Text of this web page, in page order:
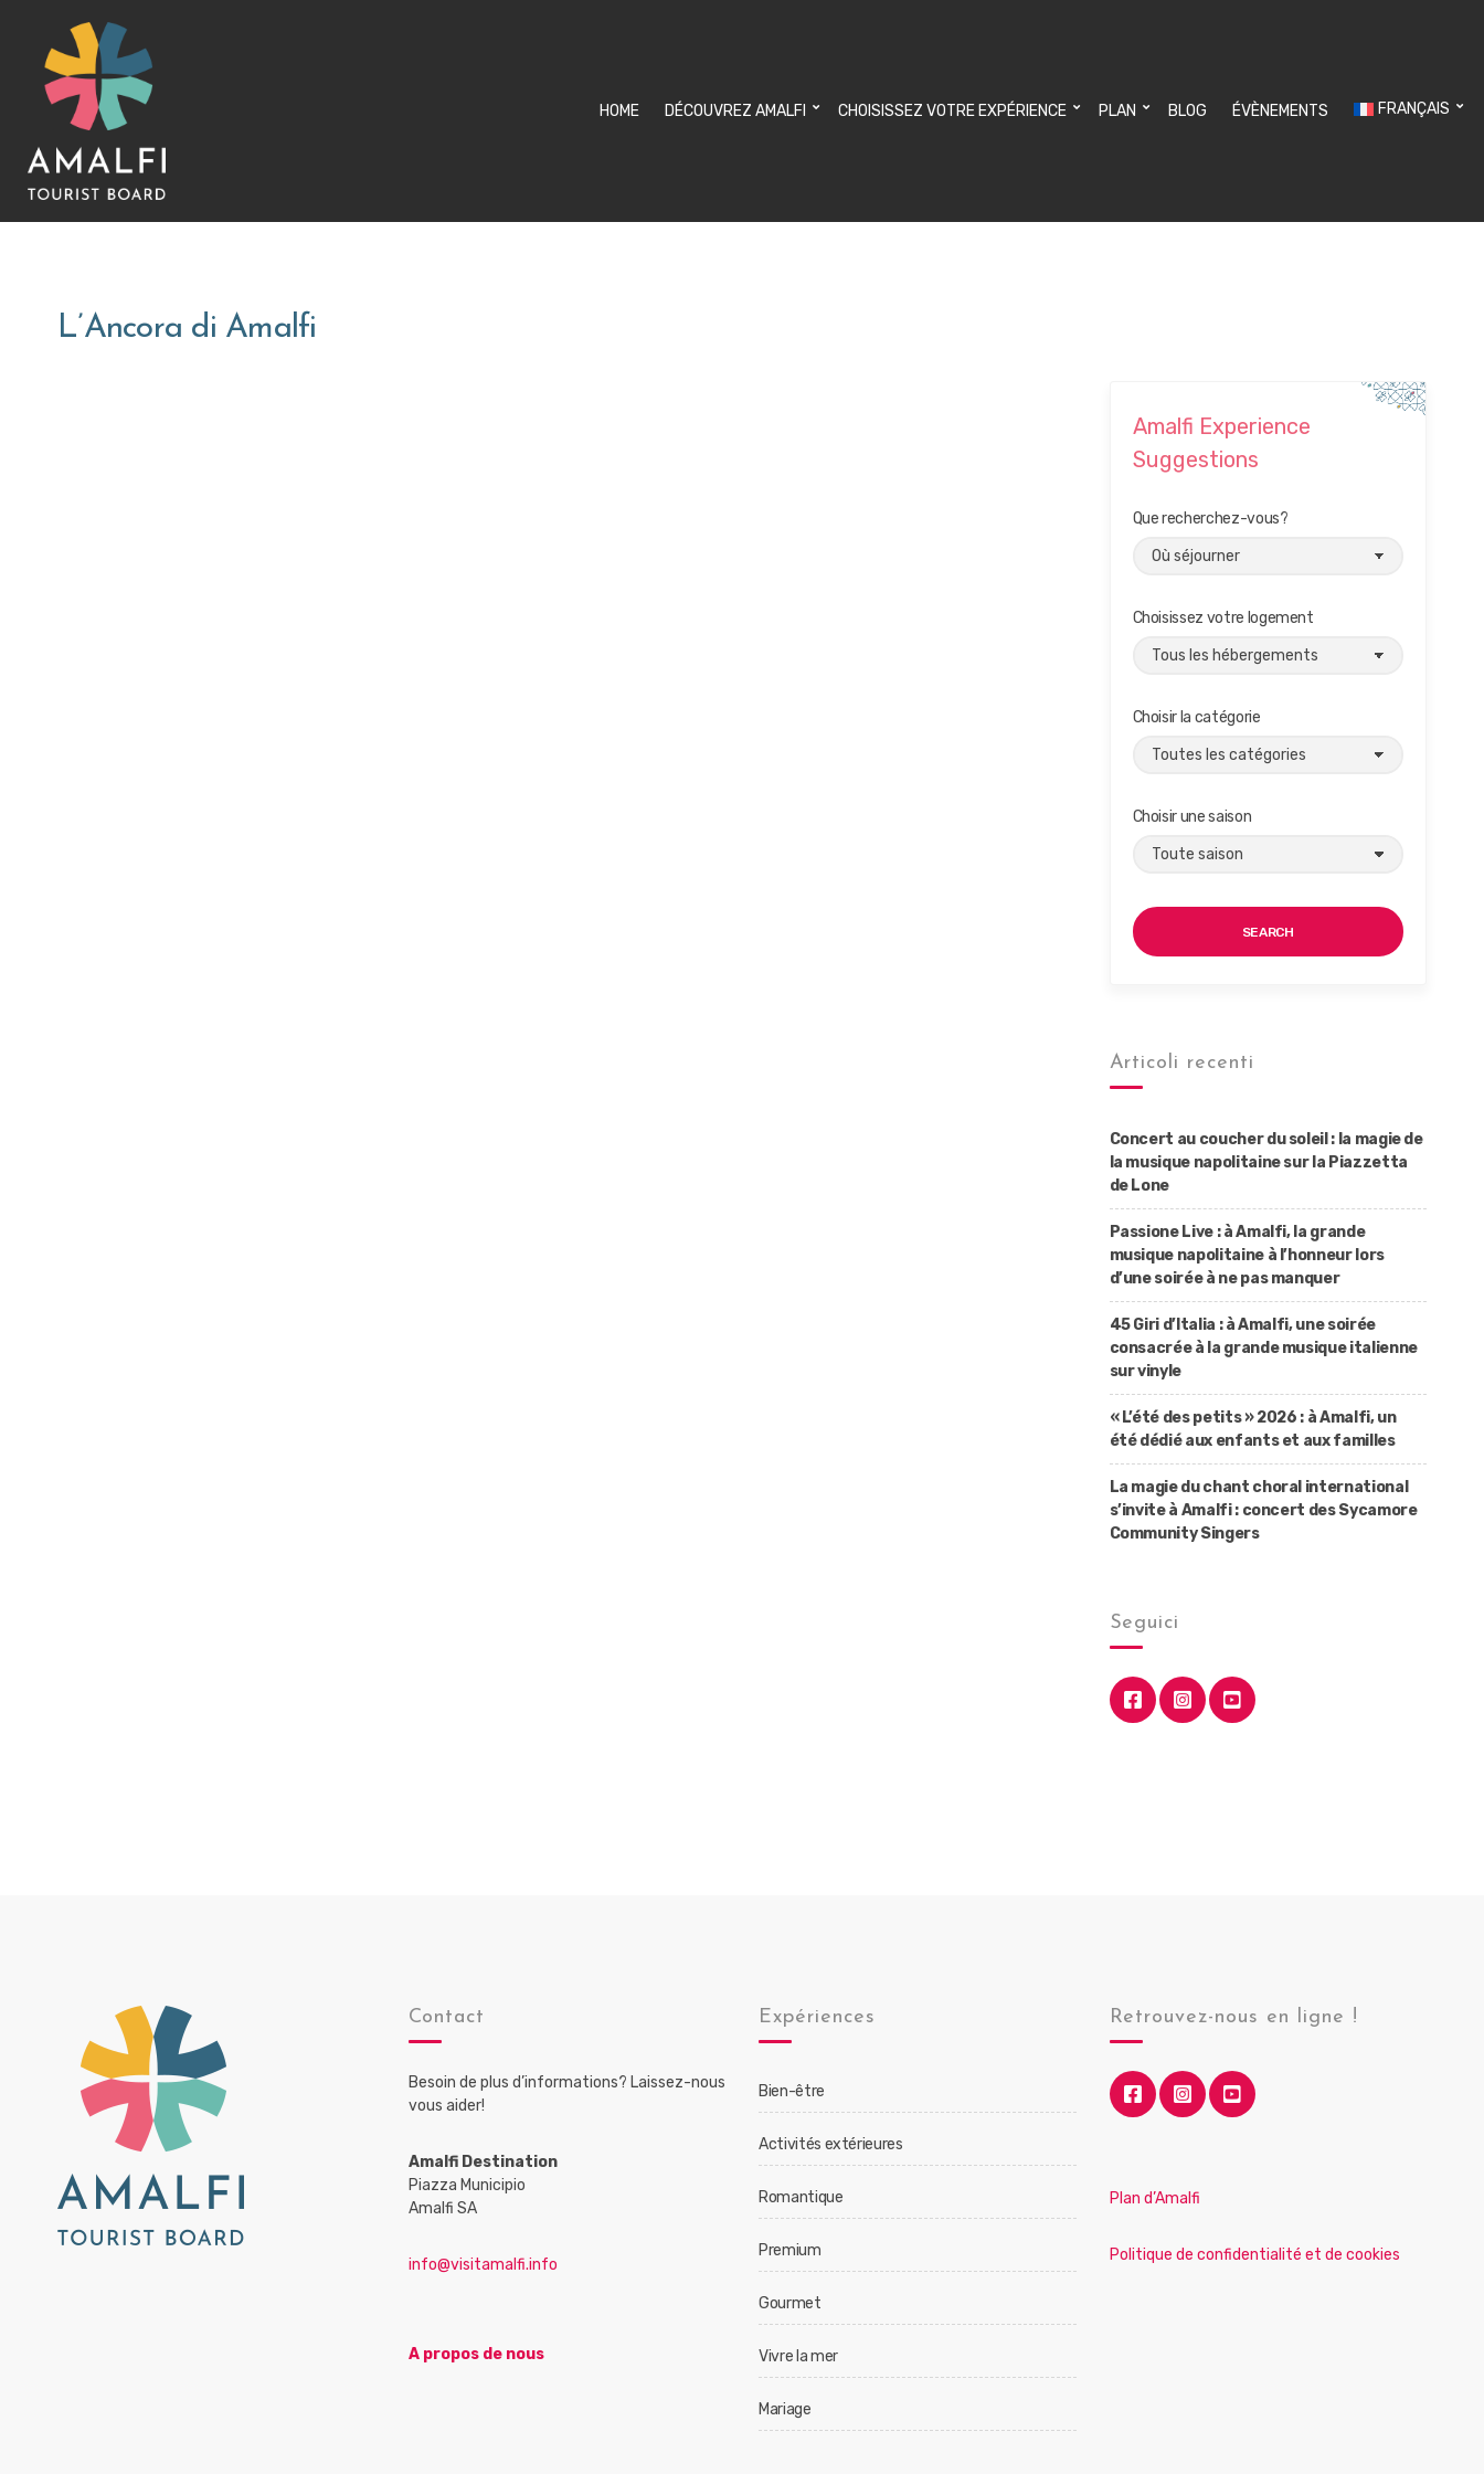
HOME DÉCOUVREZ AMALFI CHOISISSEZ VOTRE EXPÉRIENCE PLAN BLOG ÉVÈNEMENTS FRANÇAIS
L’Ancora di Amalfi
Amalfi Experience
Suggestions
Que recherchez-vous?
Choisissez votre logement
Choisir la catégorie
Choisir une saison
SEARCH
Articoli recenti
Concert au coucher du soleil : la magie de
la musique napolitaine sur la Piazzetta
de Lone
Passione Live : à Amalfi, la grande
musique napolitaine à l’honneur lors
d’une soirée à ne pas manquer
45 Giri d’Italia : à Amalfi, une soirée
consacrée à la grande musique italienne
sur vinyle
« L’été des petits » 2026 : à Amalfi, un
été dédié aux enfants et aux familles
La magie du chant choral international
s’invite à Amalfi : concert des Sycamore
Community Singers
Seguici
Contact
Besoin de plus d’informations? Laissez-nous
vous aider!
Amalfi Destination
Piazza Municipio
Amalfi SA
info@visitamalfi.info
A propos de nous
Expériences
Bien-être
Activités extérieures
Romantique
Premium
Gourmet
Vivre la mer
Mariage
Retrouvez-nous en ligne !
Plan d’Amalfi
Politique de confidentialité et de cookies